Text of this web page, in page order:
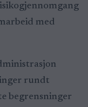
med
rundt
begrensninger